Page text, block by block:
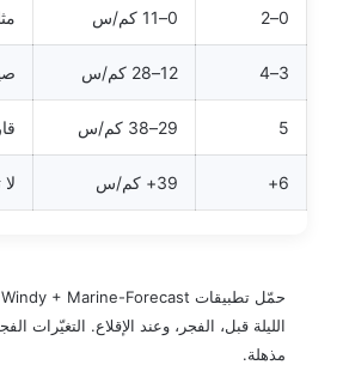
0–2 0–11 كم/س
3–4 12–28 كم/س
5 29–38 كم/س
6+ 39+ كم/س
الليلة قبل، الفجر، وعند الإقلاع. التغيّرات
مذهلة.